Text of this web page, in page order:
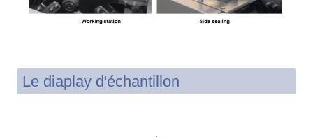
Le diaplay d'échantillon